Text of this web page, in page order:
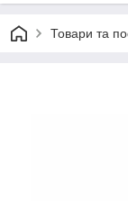
Товари та